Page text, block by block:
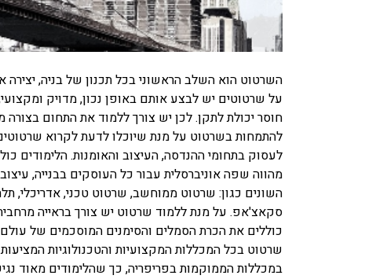
השרטוט הוא השלב הראשוני בכל תכנון של בניה,
על שרטוטים יש לבצע אותם באופן נכון, מדויק
חוסר יכולת לתקן. לכן יש צורך ללמוד את התחום
להתמחות בשרטוט על מנת שיוכלו לדעת לקרוא
לעסוק בתחומי ההנדסה, העיצוב והאומנות. הלימודים
מהווה שפה אוניברסלית עבור כל העוסקים בבנייה,
השונים כגון: שרטוט ממוחשב, שרטוט טכני, אדריכלי,
סקאצ'אפ. על מנת ללמוד שרטוט יש צורך בראייה
כוללים את הכרת הסמלים והסימנים המוסכמים של
שרטוט בכל המכללות המקצועיות והטכנולוגיות
במכללות הממוקמות בפריפריה, כך שהלימודים מאוד